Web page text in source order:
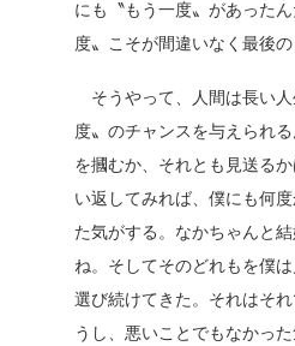
にも〝もう一度〟があった
度〟こそが間違いなく最後
そうやって、人間は長い
度〟のチャンスを与えられ
を摑むか、それとも見送る
い返してみれば、僕にも何
た気がする。なかちゃんと
ね。そしてそのどれもを僕
選び続けてきた。それはそ
うし、悪いことでもなかっ